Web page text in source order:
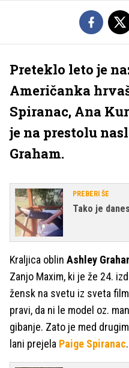
Preteklo leto je
Američanka
Spiranac, Ana
je na prestolu
Graham.
PREBERI ŠE
Tako je
Kraljica oblin Ashley
Zanjo Maxim, ki je že 24.
žensk na svetu iz sveta
pravi, da ni le model oz.
gibanje. Zato je med
lani prejela Paige Spiranac.